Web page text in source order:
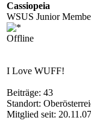
Cassiopeia
WSUS Junior
Offline
I Love WUFF!
Beiträge: 43
Standort:
Mitglied seit: 20.11.07